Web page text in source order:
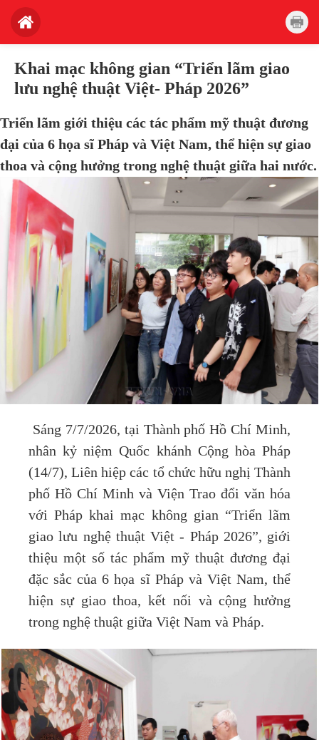
Khai mạc không gian “Triển lãm giao
lưu nghệ thuật Việt- Pháp 2026”
Triển lãm giới thiệu các tác phẩm mỹ thuật đương
đại của 6 họa sĩ Pháp và Việt Nam, thể hiện sự giao
thoa và cộng hưởng trong nghệ thuật giữa hai nước.
Sáng 7/7/2026, tại Thành phố Hồ Chí Minh,
nhân kỷ niệm Quốc khánh Cộng hòa Pháp
(14/7), Liên hiệp các tổ chức hữu nghị Thành
phố Hồ Chí Minh và Viện Trao đổi văn hóa
với Pháp khai mạc không gian “Triển lãm
giao lưu nghệ thuật Việt - Pháp 2026”, giới
thiệu một số tác phẩm mỹ thuật đương đại
đặc sắc của 6 họa sĩ Pháp và Việt Nam, thể
hiện sự giao thoa, kết nối và cộng hưởng
trong nghệ thuật giữa Việt Nam và Pháp.